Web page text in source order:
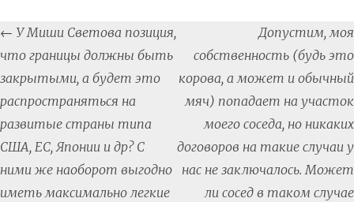
Post
navigation
← У Миши Светова позиция,
что границы должны быть
закрытыми, а будет это
распространяться на
развитые страны типа
США, ЕС, Японии и др? С
ними же наоборот выгодно
иметь максимально легкие
Допустим, моя
собственность (будь это
корова, а может и обычный
мяч) попадает на участок
моего соседа, но никаких
договоров на такие случаи у
нас не заключалось. Может
ли сосед в таком случае